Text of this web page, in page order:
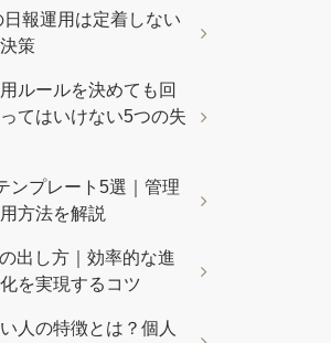
報運用は定着しない
策
ルールを決めても回
てはいけない5つの失
ンプレート5選｜管理
方法を解説
出し方｜効率的な進
を実現するコツ
人の特徴とは？個人